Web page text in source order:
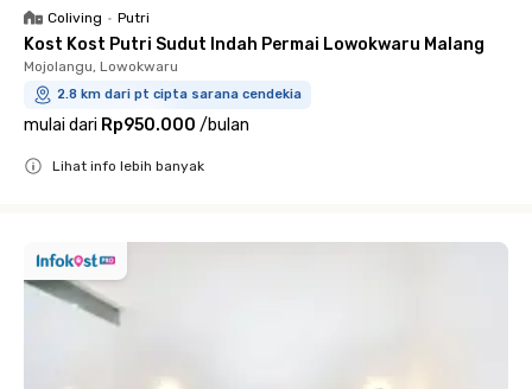
Coliving • Putri
Kost Kost Putri Sudut Indah Permai Lowokwaru Malang
Mojolangu, Lowokwaru
2.8 km dari pt cipta sarana cendekia
mulai dari Rp950.000 /bulan
Lihat info lebih banyak